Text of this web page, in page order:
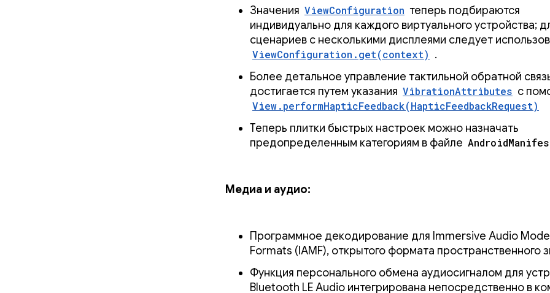
Значения ViewConfiguration теперь подбираются
индивидуально для каждого виртуального устройства;
сценариев с несколькими дисплеями следует
ViewConfiguration.get(context) .
Более детальное управление тактильной обратной
достигается путем указания VibrationAttributes с
View.performHapticFeedback(HapticFeedbackRequest)
Теперь плитки быстрых настроек можно назначать
предопределенным категориям в файле
Медиа и аудио:
Программное декодирование для Immersive Audio
Formats (IAMF), открытого формата пространственного
Функция персонального обмена аудиосигналом для
Bluetooth LE Audio интегрирована непосредственно в